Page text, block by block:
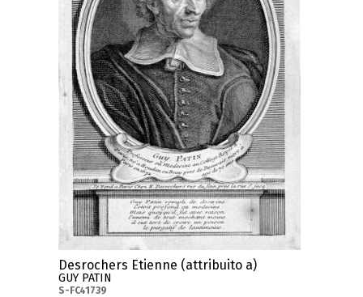
Desrochers Etienne (attribuito a)
GUY PATIN
S-FC41739